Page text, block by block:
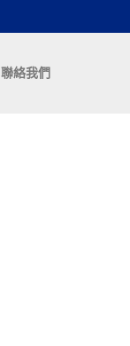
聯絡我們